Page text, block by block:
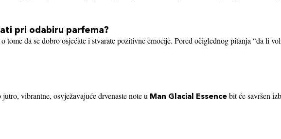
pri odabiru parfema?
tome da se dobro osjećate i stvarate pozitivne emocije. Pored očiglednog pitanja “da li
vibrantne, osvježavajuće drvenaste note u Man Glacial Essence bit će savršen